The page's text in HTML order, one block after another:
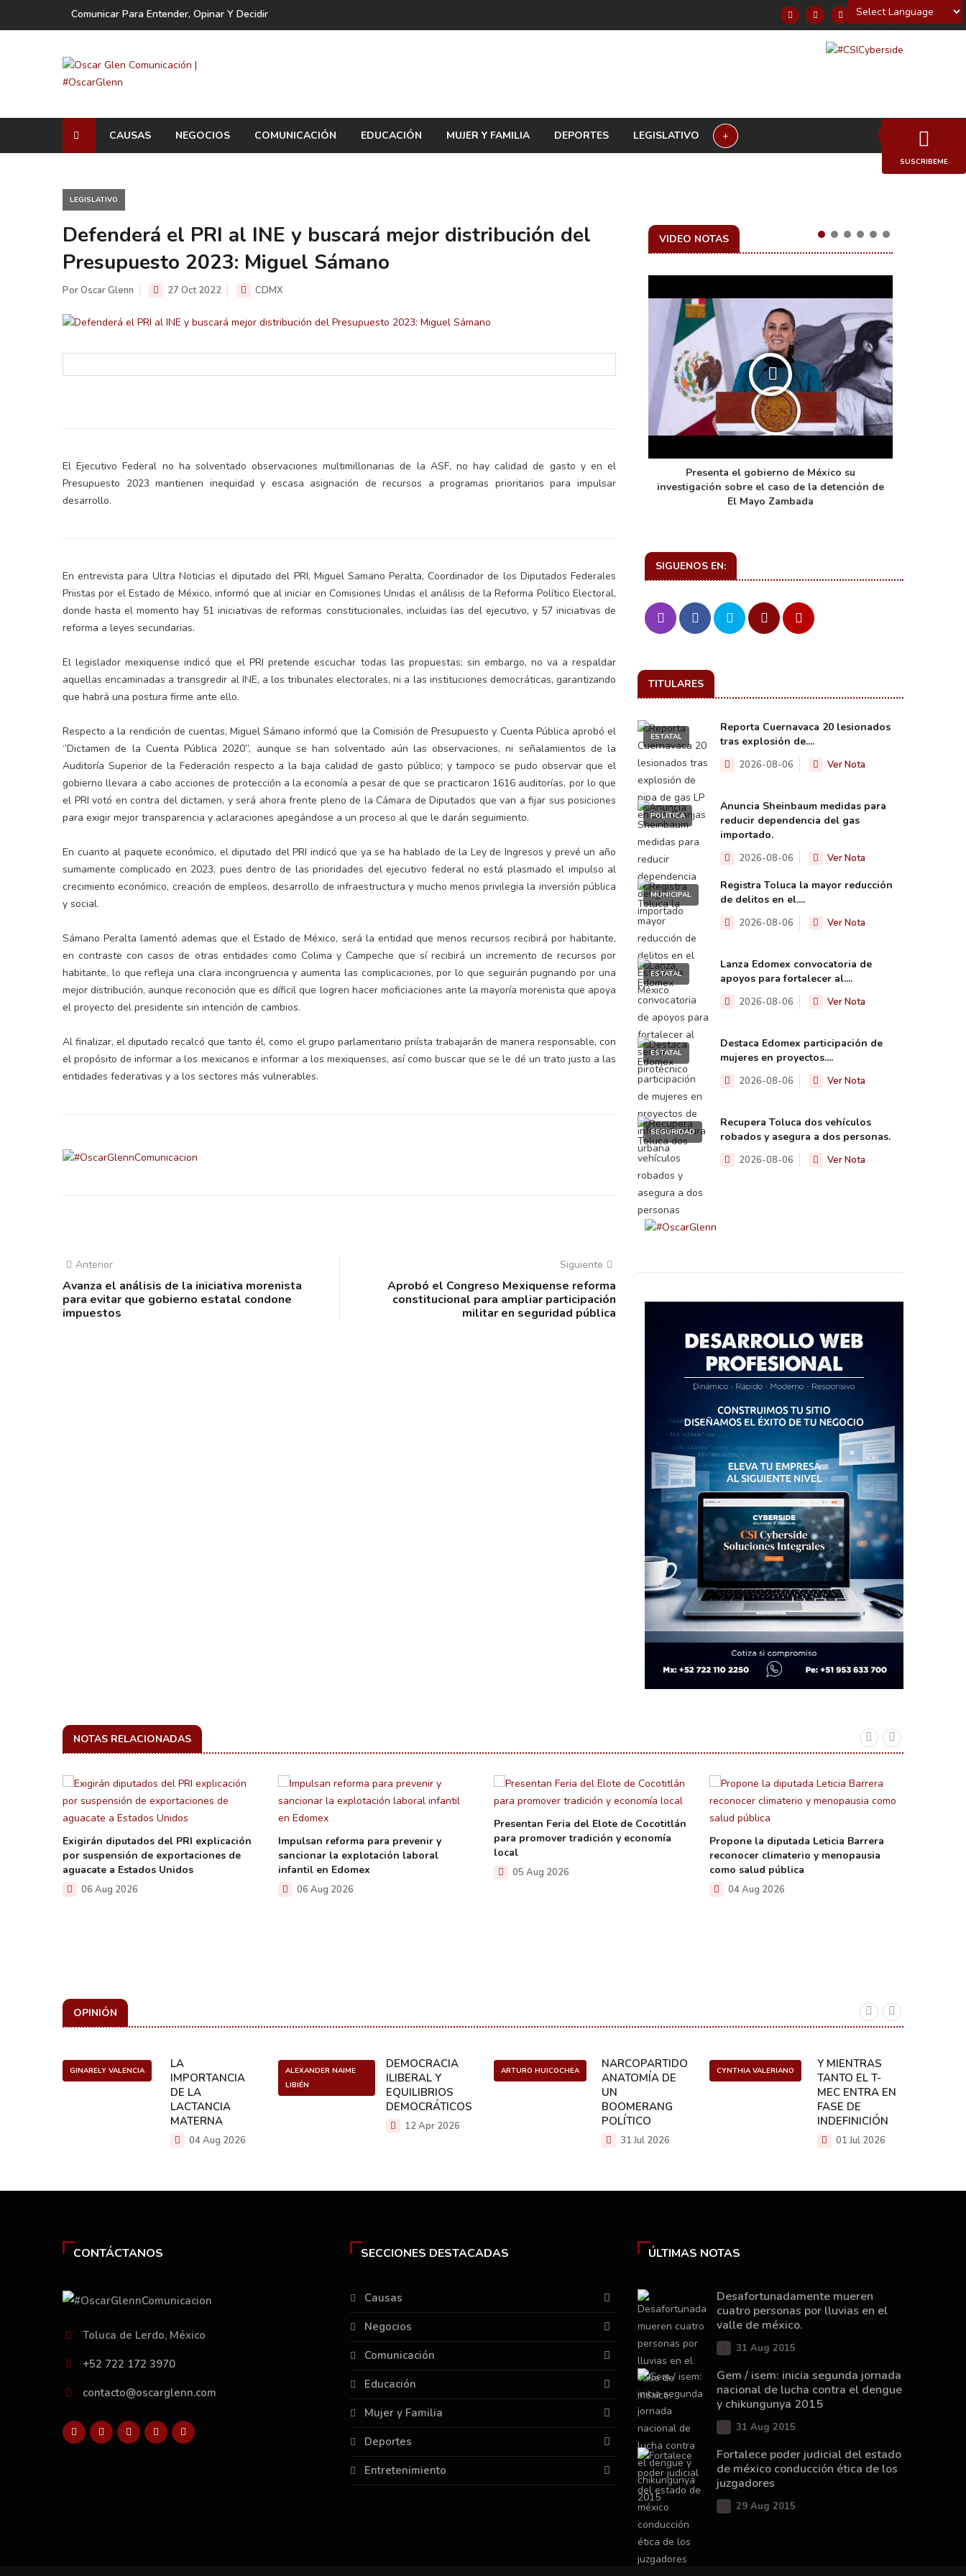
Powered by
Comunicar Para Entender, Opinar Y Decidir
CAUSAS NEGOCIOS COMUNICACIÓN EDUCACIÓN MUJER Y FAMILIA DEPORTES LEGISLATIVO +
LEGISLATIVO
Defenderá el PRI al INE y buscará mejor distribución del
Presupuesto 2023: Miguel Sámano
Por Oscar Glenn 27 Oct 2022 CDMX
El Ejecutivo Federal no ha solventado observaciones multimillonarias de la ASF, no hay calidad de gasto y en el
Presupuesto 2023 mantienen inequidad y escasa asignación de recursos a programas prioritarios para impulsar
desarrollo.
En entrevista para Ultra Noticias el diputado del PRI, Miguel Samano Peralta, Coordinador de los Diputados Federales
Priistas por el Estado de México, informó que al iniciar en Comisiones Unidas el análisis de la Reforma Político Electoral,
donde hasta el momento hay 51 iniciativas de reformas constitucionales, incluidas las del ejecutivo, y 57 iniciativas de
reforma a leyes secundarias.
El legislador mexiquense indicó que el PRI pretende escuchar todas las propuestas; sin embargo, no va a respaldar
aquellas encaminadas a transgredir al INE, a los tribunales electorales, ni a las instituciones democráticas, garantizando
que habrá una postura firme ante ello.
Respecto a la rendición de cuentas, Miguel Sámano informó que la Comisión de Presupuesto y Cuenta Pública aprobó el
‘’Dictamen de la Cuenta Pública 2020’’, aunque se han solventado aún las observaciones, ni señalamientos de la
Auditoría Superior de la Federación respecto a la baja calidad de gasto público; y tampoco se pudo observar que el
gobierno llevara a cabo acciones de protección a la economía a pesar de que se practicaron 1616 auditorías, por lo que
el PRI votó en contra del dictamen, y será ahora frente pleno de la Cámara de Diputados que van a fijar sus posiciones
para exigir mejor transparencia y aclaraciones apegándose a un proceso al que le darán seguimiento.
En cuanto al paquete económico, el diputado del PRI indicó que ya se ha hablado de la Ley de Ingresos y prevé un año
sumamente complicado en 2023, pues dentro de las prioridades del ejecutivo federal no está plasmado el impulso al
crecimiento económico, creación de empleos, desarrollo de infraestructura y mucho menos privilegia la inversión pública
y social.
Sámano Peralta lamentó ademas que el Estado de México, será la entidad que menos recursos recibirá por habitante,
en contraste con casos de otras entidades como Colima y Campeche que sí recibirá un incremento de recursos por
habitante, lo que refleja una clara incongruencia y aumenta las complicaciones, por lo que seguirán pugnando por una
mejor distribución, aunque reconoción que es díficil que logren hacer moficiaciones ante la mayoría morenista que apoya
el proyecto del presidente sin intención de cambios.
Al finalizar, el diputado recalcó que tanto él, como el grupo parlamentario priísta trabajarán de manera responsable, con
el propósito de informar a los mexicanos e informar a los mexiquenses, así como buscar que se le dé un trato justo a las
entidades federativas y a los sectores más vulnerables.
Anterior
Avanza el análisis de la iniciativa morenista
para evitar que gobierno estatal condone
impuestos
Siguiente
Aprobó el Congreso Mexiquense reforma
constitucional para ampliar participación
militar en seguridad pública
VIDEO NOTAS
en el ejercicio de sus
electorales
Y salió la propuesta de Reforma Electoral de
la Presidenta Sheinbaum
Informa el gobierno federal cómo fue el
operativo de captura de "El Mencho" y sus
Presenta el gobierno de México su
investigación sobre el caso de la detención de
El Mayo Zambada
SIGUENOS EN:
TITULARES
ESTATAL
Reporta Cuernavaca 20 lesionados
tras explosión de....
2026-08-06 Ver Nota
POLÍTICA
Anuncia Sheinbaum medidas para
reducir dependencia del gas
importado.
2026-08-06 Ver Nota
MUNICIPAL
Registra Toluca la mayor reducción
de delitos en el....
2026-08-06 Ver Nota
ESTATAL
Lanza Edomex convocatoria de
apoyos para fortalecer al....
2026-08-06 Ver Nota
ESTATAL
Destaca Edomex participación de
mujeres en proyectos....
2026-08-06 Ver Nota
SEGURIDAD
Recupera Toluca dos vehículos
robados y asegura a dos personas.
2026-08-06 Ver Nota
NOTAS RELACIONADAS
Exigirán diputados del PRI explicación
por suspensión de exportaciones de
aguacate a Estados Unidos
06 Aug 2026
Impulsan reforma para prevenir y
sancionar la explotación laboral
infantil en Edomex
06 Aug 2026
Presentan Feria del Elote de Cocotitlán
para promover tradición y economía
local
05 Aug 2026
Propone la diputada Leticia Barrera
reconocer climaterio y menopausia
como salud pública
04 Aug 2026
OPINIÓN
GINARELY VALENCIA
LA
IMPORTANCIA
DE LA
LACTANCIA
MATERNA
04 Aug 2026
ALEXANDER NAIME
LIBIÉN
DEMOCRACIA
ILIBERAL Y
EQUILIBRIOS
DEMOCRÁTICOS
12 Apr 2026
ARTURO HUICOCHEA
NARCOPARTIDO:
ANATOMÍA DE
UN
BOOMERANG
POLÍTICO
31 Jul 2026
CYNTHIA VALERIANO
Y MIENTRAS
TANTO EL T-
MEC ENTRA EN
FASE DE
INDEFINICIÓN
01 Jul 2026
SUSCRIBEME
CONTÁCTANOS
Toluca de Lerdo, México
+52 722 172 3970
contacto@oscarglenn.com
SECCIONES DESTACADAS
Causas
Negocios
Comunicación
Educación
Mujer y Familia
Deportes
Entretenimiento
ÚLTIMAS NOTAS
Desafortunadamente mueren
cuatro personas por lluvias en el
valle de méxico.
31 Aug 2015
Gem / isem: inicia segunda jornada
nacional de lucha contra el dengue
y chikungunya 2015
31 Aug 2015
Fortalece poder judicial del estado
de méxico conducción ética de los
juzgadores
29 Aug 2015